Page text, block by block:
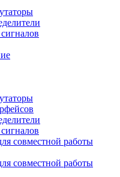
совместной работы
совместной работы